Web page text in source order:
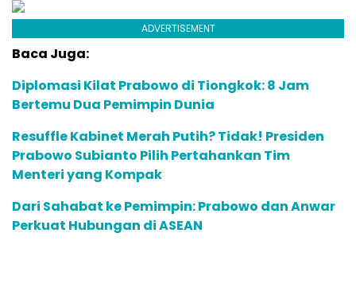
ADVERTISEMENT
Baca Juga:
Diplomasi Kilat Prabowo di Tiongkok: 8 Jam
Bertemu Dua Pemimpin Dunia
Resuffle Kabinet Merah Putih? Tidak! Presiden
Prabowo Subianto Pilih Pertahankan Tim
Menteri yang Kompak
Dari Sahabat ke Pemimpin: Prabowo dan Anwar
Perkuat Hubungan di ASEAN